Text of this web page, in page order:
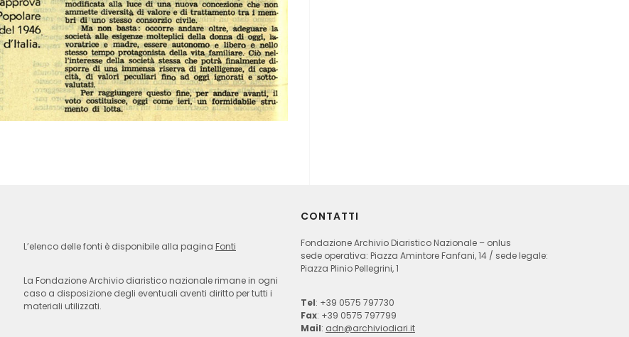
L’elenco delle fonti è disponibile alla pagina Fonti
La Fondazione Archivio diaristico nazionale rimane in ogni
caso a disposizione degli eventuali aventi diritto per tutti i
materiali utilizzati.
CONTATTI
Fondazione Archivio Diaristico Nazionale – onlus
sede operativa: Piazza Amintore Fanfani, 14 / sede legale:
Piazza Plinio Pellegrini, 1
Tel: +39 0575 797730
Fax: +39 0575 797799
Mail: adn@archiviodiari.it